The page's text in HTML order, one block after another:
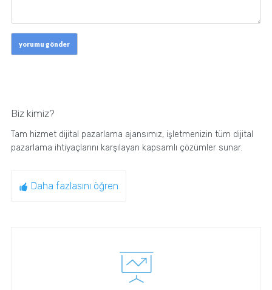
Biz kimiz?
Tam hizmet dijital pazarlama ajansımız, işletmenizin tüm dijital
pazarlama ihtiyaçlarını karşılayan kapsamlı çözümler sunar.
Daha fazlasını öğren